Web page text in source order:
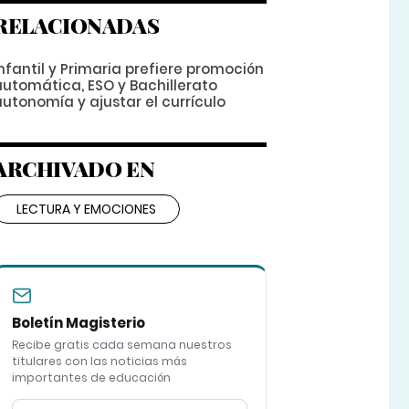
y Primaria prefiere promoción
ESO y Bachillerato
y ajustar el currículo
EN
LECTURA Y EMOCIONES
Boletín Magisterio
Recibe gratis cada semana nuestros
titulares con las noticias más
importantes de educación